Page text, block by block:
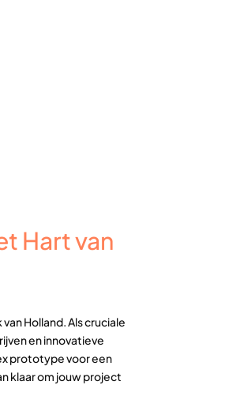
Hart van
Holland. Als cruciale
en innovatieve
prototype voor een
klaar om jouw project